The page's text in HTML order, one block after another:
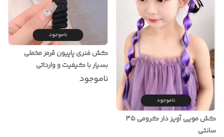
ناموجود
کش مویی آویز دار کرومی ۳۵
سانتی
ناموجود
کش فنری پاپیون قرمز مخملی
بسیار با کیفیت و وارداتی
ناموجود